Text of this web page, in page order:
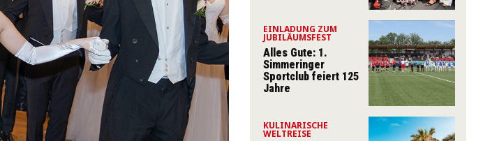
EINLADUNG ZUM
JUBILÄUMSFEST
Alles Gute: 1.
Simmeringer
Sportclub feiert 125
Jahre
KULINARISCHE
WELTREISE